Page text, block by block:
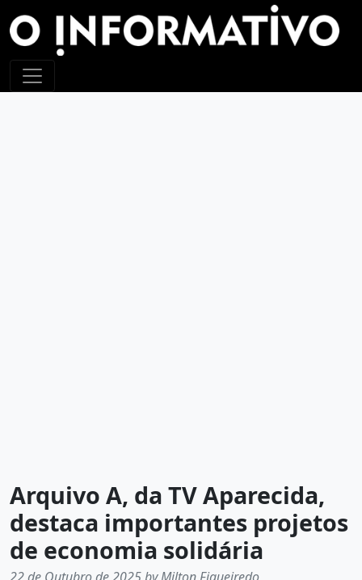
Arquivo A, da TV Aparecida,
destaca importantes projetos
de economia solidária